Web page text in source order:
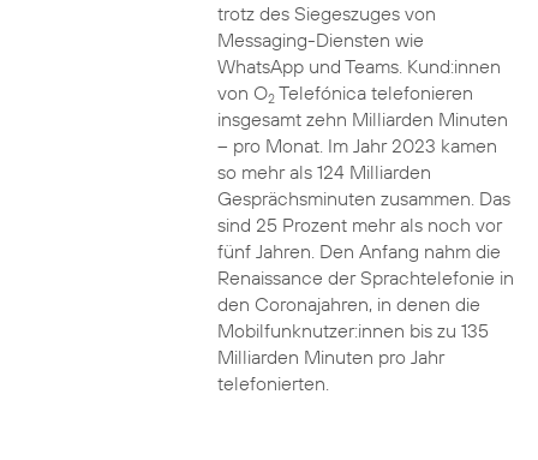
trotz des Siegeszuges von
Messaging-Diensten wie
WhatsApp und Teams. Kund:innen
von O2Telefónica telefonieren
insgesamt zehn Milliarden Minuten
– pro Monat. Im Jahr 2023 kamen
so mehr als 124 Milliarden
Gesprächsminuten zusammen. Das
sind 25 Prozent mehr als noch vor
fünf Jahren. Den Anfang nahm die
Renaissance der Sprachtelefonie in
den Coronajahren, in denen die
Mobilfunknutzer:innen bis zu 135
Milliarden Minuten pro Jahr
telefonierten.